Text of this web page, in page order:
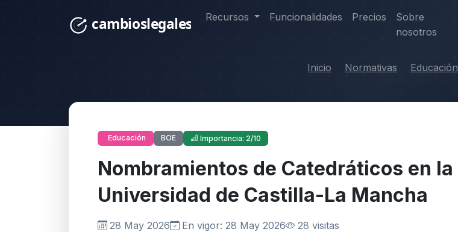
Recursos Funcionalidades Precios
Sobre
nosotros
Inicio Normativas Educación
Educación BOE Importancia: 2/10
Nombramientos de Catedráticos en la
Universidad de Castilla-La Mancha
28 May 2026 En vigor: 28 May 2026 28 visitas